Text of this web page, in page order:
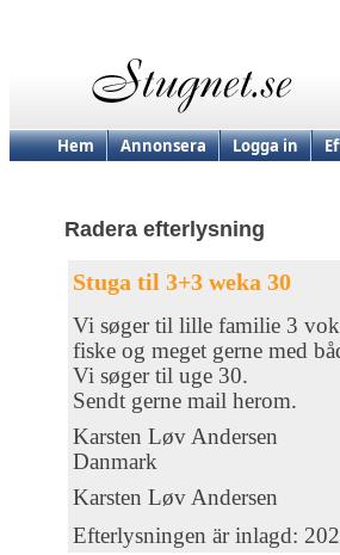
Hem Annonsera Logga in
Radera efterlysning
Stuga til 3+3 weka 30
Vi søger til lille familie 3
fiske og meget gerne med
Vi søger til uge 30.
Sendt gerne mail herom.
Karsten Løv Andersen
Danmark
Karsten Løv Andersen
Efterlysningen är inlagd: